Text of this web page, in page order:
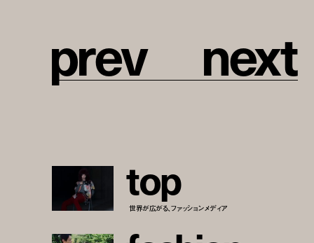
prev next
top
世界が広がる、ファッションメディア